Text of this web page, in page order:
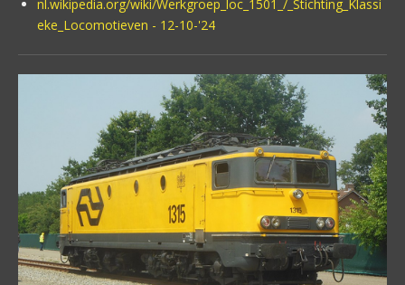
nl.wikipedia.org/wiki/Werkgroep_loc_1501_/_Stichting_Klassi
eke_Locomotieven - 12-10-'24